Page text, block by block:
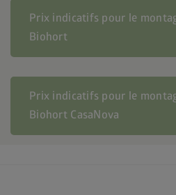
Prix indicatifs pour le
Biohort
Prix indicatifs pour le
Biohort CasaNova